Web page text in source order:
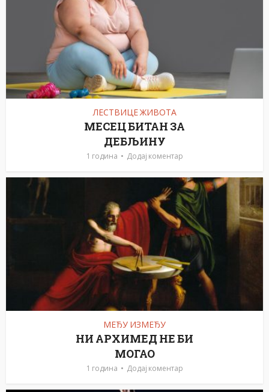
ЛЕСТВИЦЕ ЖИВОТА
МЕСЕЦ БИТАН ЗА
ДЕБЉИНУ
1 година Додај коментар
МЕЂУ ИЗМЕЂУ
НИ АРХИМЕД НЕ БИ
МОГАО
1 година Додај коментар